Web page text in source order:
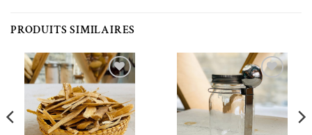
PRODUITS SIMILAIRES
Ajouter à la liste de souhaits Ajouter à la liste de souhaits